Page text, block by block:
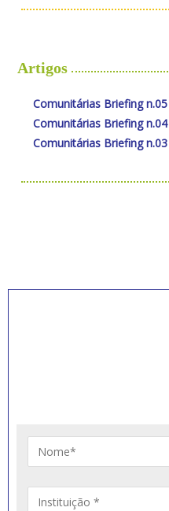
Artigos
Comunitárias Briefing n.05
Comunitárias Briefing n.04
Comunitárias Briefing n.03